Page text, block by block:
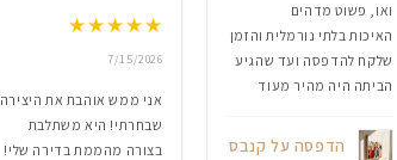
ואו, פשוט מדהים
האיכות בלתי נורמלית והזמן
שלקח להדפסה ועד שהגיע
הביתה היה מהיר מעוד
הדפסה על קנבס
★★★★★
7/15/2026
אני ממש אוהבת את היצירה
שבחרתי! היא משתלבת
בצורה מהממת בדירה שלי!